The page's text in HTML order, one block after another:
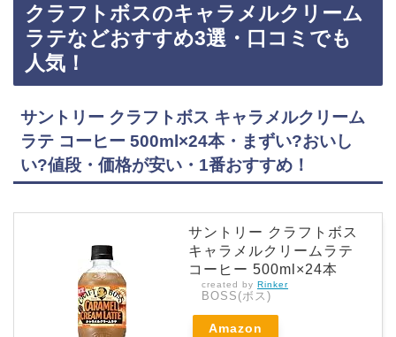
で、Amazonや楽天でもアクエリアスの箱買いがお得に買えておすすめです！アクエリアスの
箱買いのおすすめ3選・口コミでも人気！コカ・コーラ アクエリアス エアーボトル 500ml…
クラフトボスのキャラメルクリーム
ラテなどおすすめ3選・口コミでも
人気！
サントリー クラフトボス キャラメルクリーム
ラテ コーヒー 500ml×24本・まずい?おいし
い?値段・価格が安い・1番おすすめ！
サントリー クラフトボス
キャラメルクリームラテ
コーヒー 500ml×24本
created by Rinker
BOSS(ボス)
Amazon